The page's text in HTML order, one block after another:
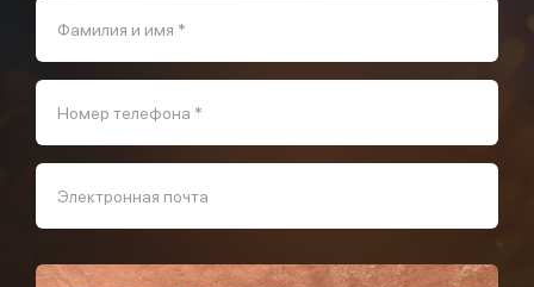
Фамилия и имя *
Номер телефона *
Электронная почта